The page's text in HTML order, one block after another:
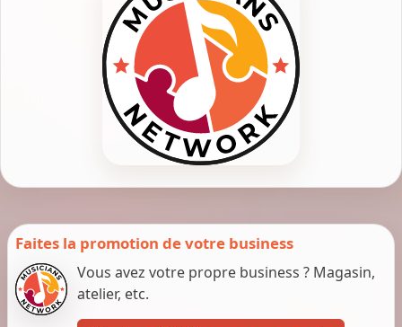
Faites la promotion de votre business
Vous avez votre propre business ? Magasin,
atelier, etc.